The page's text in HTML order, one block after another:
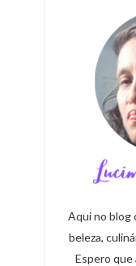
Aqui no blog
beleza,
Espero que